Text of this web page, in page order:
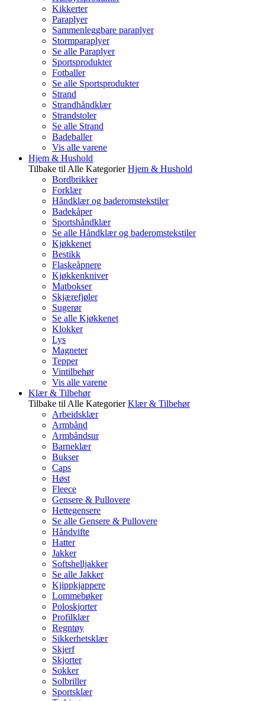
Kikkerter
Paraplyer
Sammenleggbare paraplyer
Stormparaplyer
Se alle Paraplyer
Sportsprodukter
Fotballer
Se alle Sportsprodukter
Strand
Strandhåndklær
Strandstoler
Se alle Strand
Badeballer
Vis alle varene
Hjem & Hushold
Tilbake til Alle Kategorier Hjem & Hushold
Bordbrikker
Forklær
Håndklær og baderomstekstiler
Badekåper
Sportshåndklær
Se alle Håndklær og baderomstekstiler
Kjøkkenet
Bestikk
Flaskeåpnere
Kjøkkenkniver
Matbokser
Skjærefjøler
Sugerør
Se alle Kjøkkenet
Klokker
Lys
Magneter
Tepper
Vintilbehør
Vis alle varene
Klær & Tilbehør
Tilbake til Alle Kategorier Klær & Tilbehør
Arbeidsklær
Armbånd
Armbåndsur
Barneklær
Bukser
Caps
Høst
Fleece
Gensere & Pullovere
Hettegensere
Se alle Gensere & Pullovere
Håndvifte
Hatter
Jakker
Softshelljakker
Se alle Jakker
Kjippkjappere
Lommebøker
Poloskjorter
Profilklær
Regntøy
Sikkerhetsklær
Skjerf
Skjorter
Sokker
Solbriller
Sportsklær